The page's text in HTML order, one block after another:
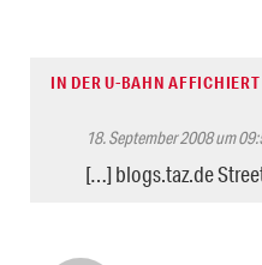
IN DER U-BAHN
18. September 2008 um
[…] blogs.taz.de